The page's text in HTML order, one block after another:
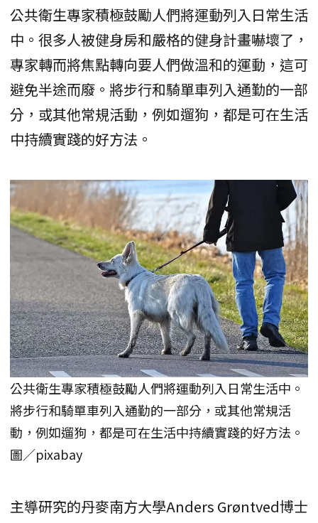
公共衛生專家積極鼓勵人們將運動列入日常生活
中。很多人被健身房和嚴格的健身計畫嚇壞了，
專家轉而將焦點轉向要人們做溫和的運動，這可
避免半途而廢。將步行和騎單車列入通勤的一部
分，或其他常規活動，例如遛狗，都是可在生活
中持續實踐的好方法。
公共衛生專家積極鼓勵人們將運動列入日常生活中。
將步行和騎單車列入通勤的一部分，或其他常規活
動，例如遛狗，都是可在生活中持續實踐的好方法。
圖／pixabay
主導研究的丹麥南方大學Anders Grøntved博士